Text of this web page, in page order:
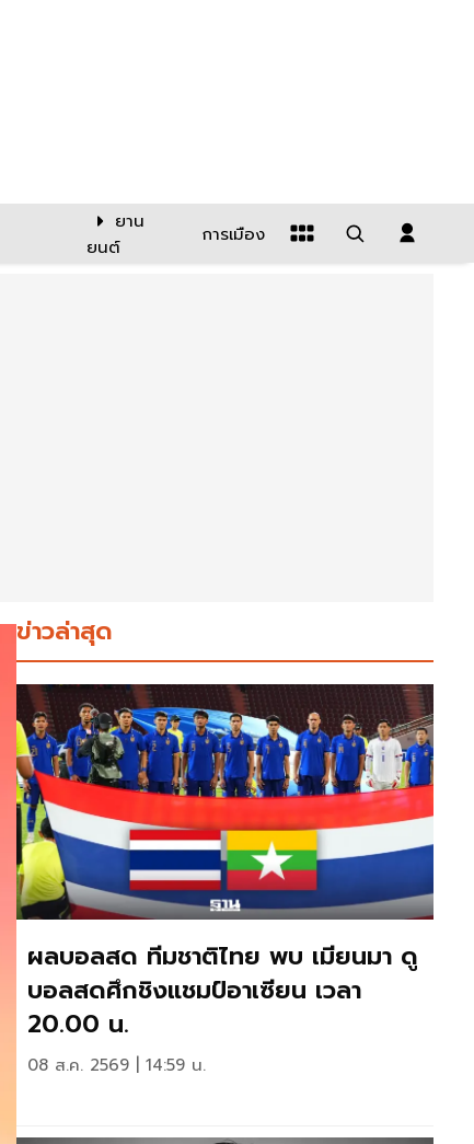
ยาน
ยนต์
การเมือง
ข่าวล่าสุด
ผลบอลสด ทีมชาติไทย พบ เมียนมา ดู
บอลสดศึกชิงแชมป์อาเซียน เวลา
20.00 น.
08 ส.ค. 2569 | 14:59 น.